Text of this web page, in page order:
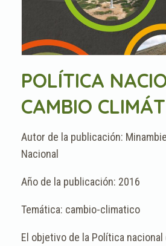
POLÍTICA
CAMBIO
Nacional
2016
cambio-climatico
El objetivo de la Política nacional